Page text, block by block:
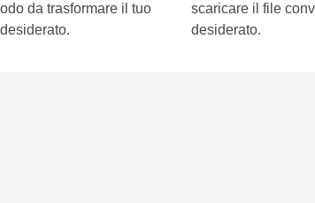
da trasformare il tuo
scaricare il file
desiderato.